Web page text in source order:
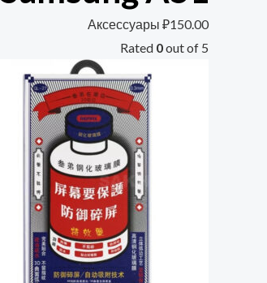
Аксессуары ₽150.00
Rated 0out of 5